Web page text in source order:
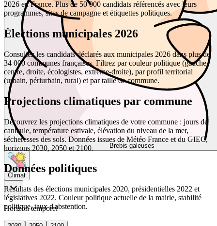
Brebis galeuses
Climat
Horizon temporel
2026 en France. Plus de 50 000 candidats référencés avec leurs
programmes, sites de campagne et étiquettes politiques.
Élections municipales 2026
Consultez les candidats déclarés aux municipales 2026 dans plus de
34 000 communes françaises. Filtrez par couleur politique (gauche,
centre, droite, écologistes, extrême-droite), par profil territorial
(urbain, périurbain, rural) et par taille de commune.
Projections climatiques par commune
Découvrez les projections climatiques de votre commune : jours de
canicule, température estivale, élévation du niveau de la mer,
sécheresses des sols. Données issues de Météo France et du GIEC,
horizons 2030, 2050 et 2100.
Données politiques
Résultats des élections municipales 2020, présidentielles 2022 et
législatives 2022. Couleur politique actuelle de la mairie, stabilité
politique, taux d'abstention.